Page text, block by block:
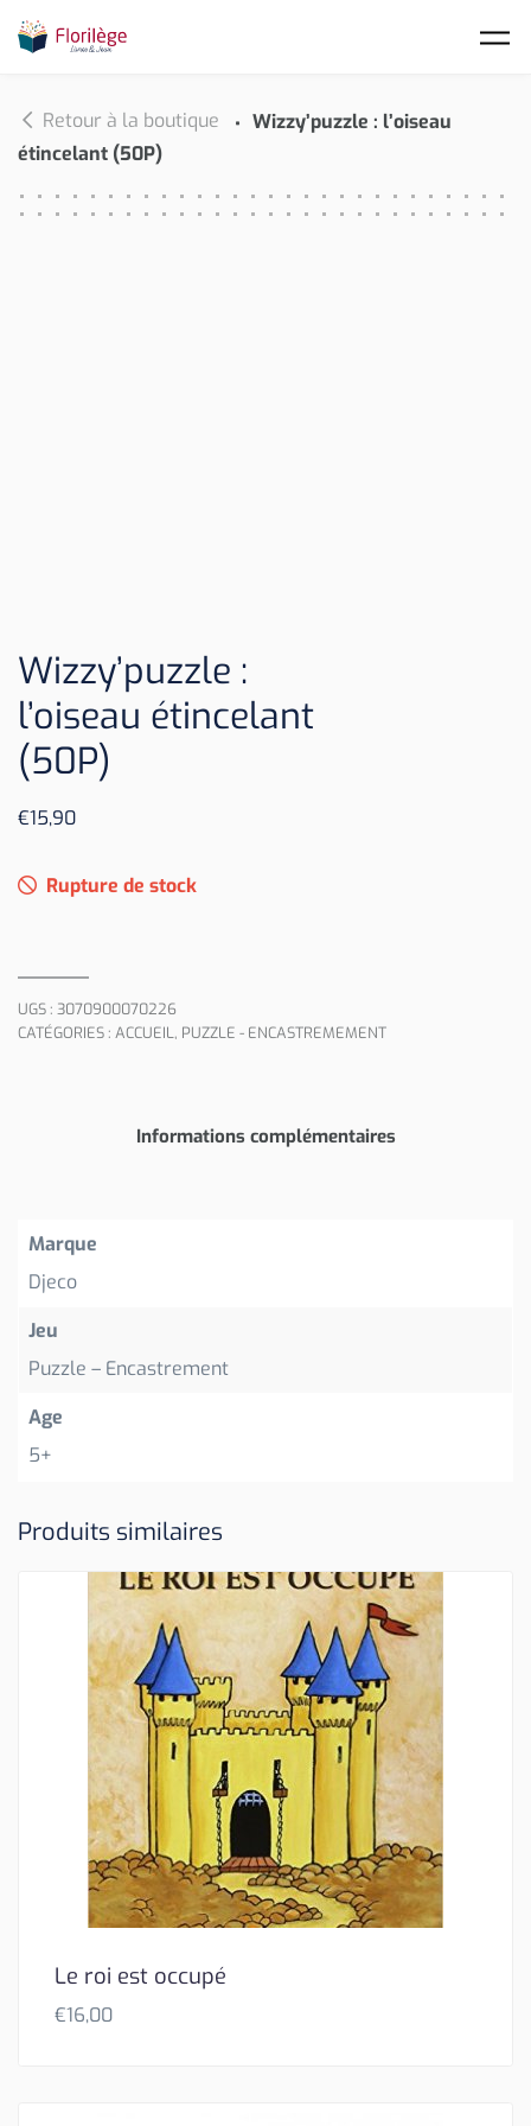
Retour à la boutique
Wizzy’puzzle : l’oiseau
étincelant (50P)
Wizzy’puzzle :
l’oiseau étincelant
(50P)
€15,90
Rupture de stock
UGS : 3070900070226
CATÉGORIES : ACCUEIL, PUZZLE - ENCASTREMEMENT
Informations complémentaires
Marque
Djeco
Jeu
Puzzle – Encastrement
Age
5+
Produits similaires
Le roi est occupé
€16,00